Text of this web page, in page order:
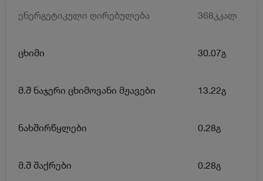
ენერგეტიკული ღირებულება 368კკალ
ცხიმი 30.07გ
მ.შ ნაჯერი ცხიმოვანი მჟავები 13.22გ
ნახშირწყლები 0.28გ
მ.შ შაქრები 0.28გ